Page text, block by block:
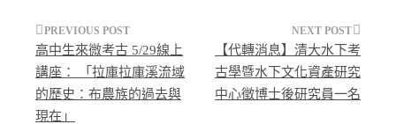
文
章
導
高中生來微考古 5/29線上
講座： 「拉庫拉庫溪流域
的歷史：布農族的過去與
現在」
【代轉消息】清大水下考
古學暨水下文化資產研究
中心徵博士後研究員一名